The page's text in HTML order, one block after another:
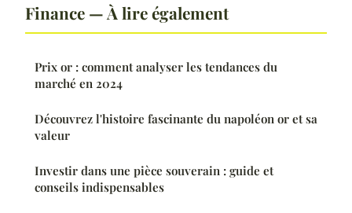
Finance — À lire également
Prix or : comment analyser les tendances du
marché en 2024
Découvrez l'histoire fascinante du napoléon or et sa
valeur
Investir dans une pièce souverain : guide et
conseils indispensables